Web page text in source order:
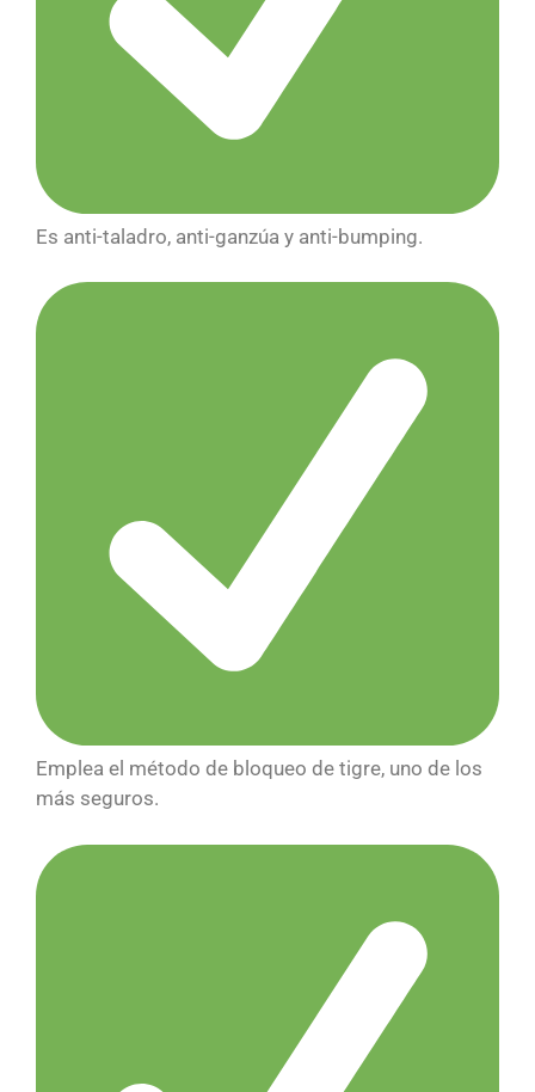
Es anti-taladro, anti-ganzúa y anti-bumping.
Emplea el método de bloqueo de tigre, uno de los
más seguros.